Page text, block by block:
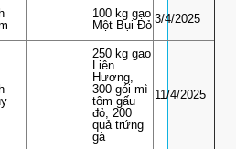
100 kg gạo
Một Bụi Đỏ 3/4/2025
250 kg gạo
Liên
Hương,
300 gói mì
tôm gấu
đỏ, 200
quả trứng
gà
11/4/2025